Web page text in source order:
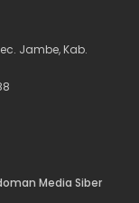
Jambe, Kab.
Media Siber